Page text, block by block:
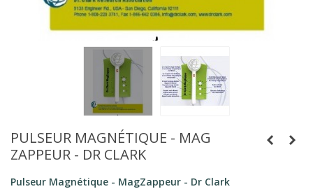
PULSEUR MAGNÉTIQUE - MAG
ZAPPEUR - DR CLARK
Pulseur Magnétique - MagZappeur - Dr Clark